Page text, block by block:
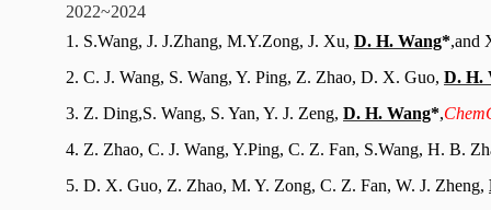
2022~2024
1. S.Wang, J. J.Zhang, M.Y.Zong, J. Xu, D. H. Wang*,and
2. C. J. Wang, S. Wang, Y. Ping, Z. Zhao, D. X. Guo, D. H.
3. Z. Ding,S. Wang, S. Yan, Y. J. Zeng, D. H. Wang*,
4. Z. Zhao, C. J. Wang, Y.Ping, C. Z. Fan, S.Wang, H. B.
5. D. X. Guo, Z. Zhao, M. Y. Zong, C. Z. Fan, W. J. Zheng,